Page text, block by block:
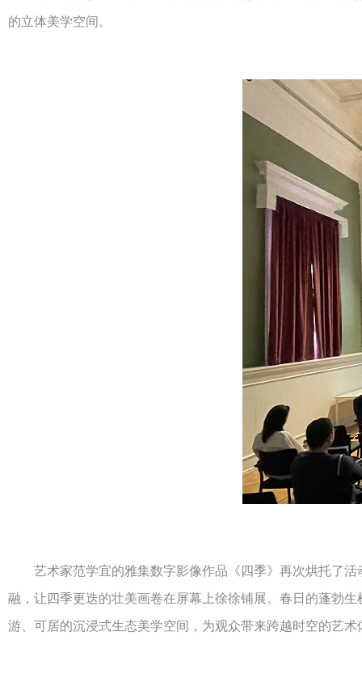
的立体美学空间。
艺术家范学宜的雅集数字影像作品《四季》再次烘托了活
融，让四季更迭的壮美画卷在屏幕上徐徐铺展。春日的蓬勃
游、可居的沉浸式生态美学空间，为观众带来跨越时空的艺术